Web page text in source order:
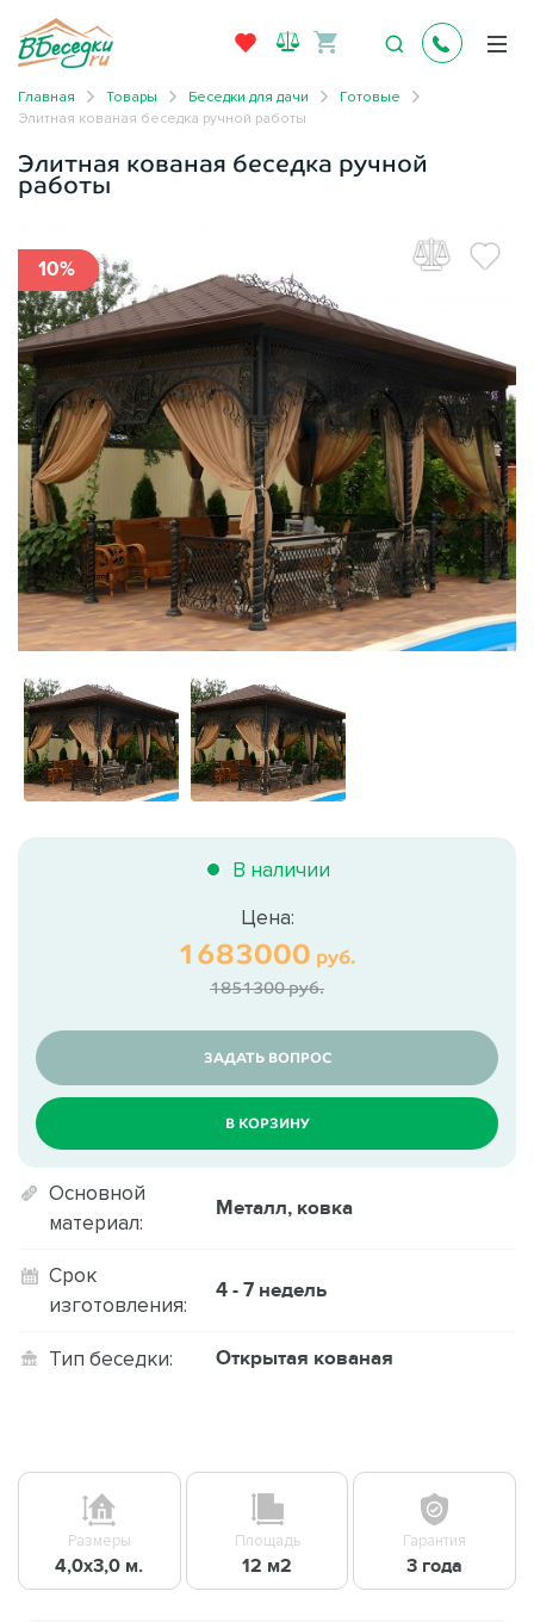
Главная Товары Беседки для дачи
Готовые
Элитная кованая беседка ручной работы
Элитная кованая беседка ручной
работы
10%
В наличии
Цена:
1683000 руб.
1851300 руб.
ЗАДАТЬ ВОПРОС
В КОРЗИНУ
Основной
материал:
Металл, ковка
Срок
изготовления:
4 - 7 недель
Тип беседки: Открытая кованая
Размеры
4,0х3,0 м.
Площадь
12 м2
Гарантия
3 года